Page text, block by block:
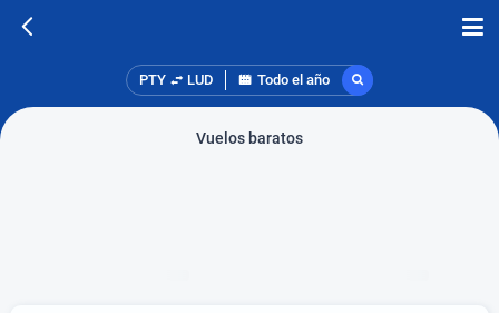
PTY LUD Todo el año
Vuelos baratos